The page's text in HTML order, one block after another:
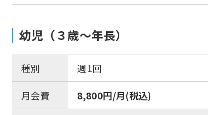
幼児（３歳〜年長）
種別
週1回
月会費
8,800円/月(税込)